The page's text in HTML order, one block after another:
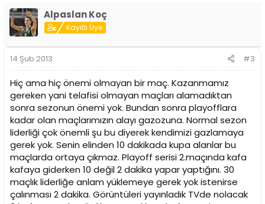
Alpaslan Koç
Kayıtlı Üye
14 Şub 2013 #3
Hiç ama hiç önemi olmayan bir maç. Kazanmamız
gereken yani telafisi olmayan maçları alamadıktan
sonra sezonun önemi yok. Bundan sonra playofflara
kadar olan maçlarımızın alayı gazozuna. Normal sezon
liderliği çok önemli şu bu diyerek kendimizi gazlamaya
gerek yok. Senin elinden 10 dakikada kupa alanlar bu
maçlarda ortaya çıkmaz. Playoff serisi 2.maçında kafa
kafaya giderken 10 değil 2 dakika yapar yaptığını. 30
maçlık liderliğe anlam yüklemeye gerek yok istenirse
çalınması 2 dakika. Görüntüleri yayınladık TVde nolacak